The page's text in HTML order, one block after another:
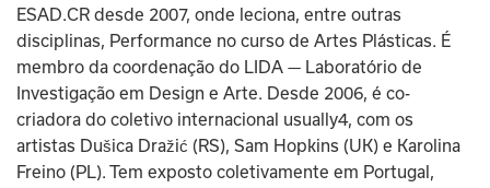
ESAD.CR desde 2007, onde leciona, entre outras
disciplinas, Performance no curso de Artes Plásticas. É
membro da coordenação do LIDA — Laboratório de
Investigação em Design e Arte. Desde 2006, é co-
criadora do coletivo internacional usually4, com os
artistas Dušica Dražić (RS), Sam Hopkins (UK) e Karolina
Freino (PL). Tem exposto coletivamente em Portugal,